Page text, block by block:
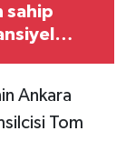
sahip
Ankara
Tom